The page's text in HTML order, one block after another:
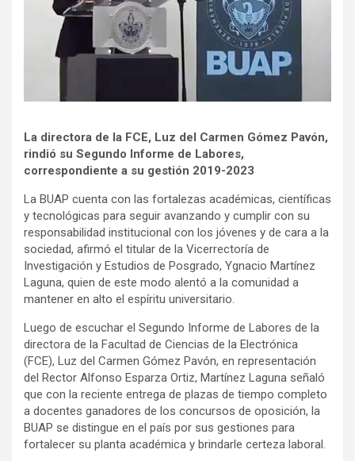
La directora de la FCE, Luz del Carmen Gómez Pavón,
rindió su Segundo Informe de Labores,
correspondiente a su gestión 2019-2023
La BUAP cuenta con las fortalezas académicas, científicas
y tecnológicas para seguir avanzando y cumplir con su
responsabilidad institucional con los jóvenes y de cara a la
sociedad, afirmó el titular de la Vicerrectoría de
Investigación y Estudios de Posgrado, Ygnacio Martínez
Laguna, quien de este modo alentó a la comunidad a
mantener en alto el espíritu universitario.
Luego de escuchar el Segundo Informe de Labores de la
directora de la Facultad de Ciencias de la Electrónica
(FCE), Luz del Carmen Gómez Pavón, en representación
del Rector Alfonso Esparza Ortiz, Martínez Laguna señaló
que con la reciente entrega de plazas de tiempo completo
a docentes ganadores de los concursos de oposición, la
BUAP se distingue en el país por sus gestiones para
fortalecer su planta académica y brindarle certeza laboral.